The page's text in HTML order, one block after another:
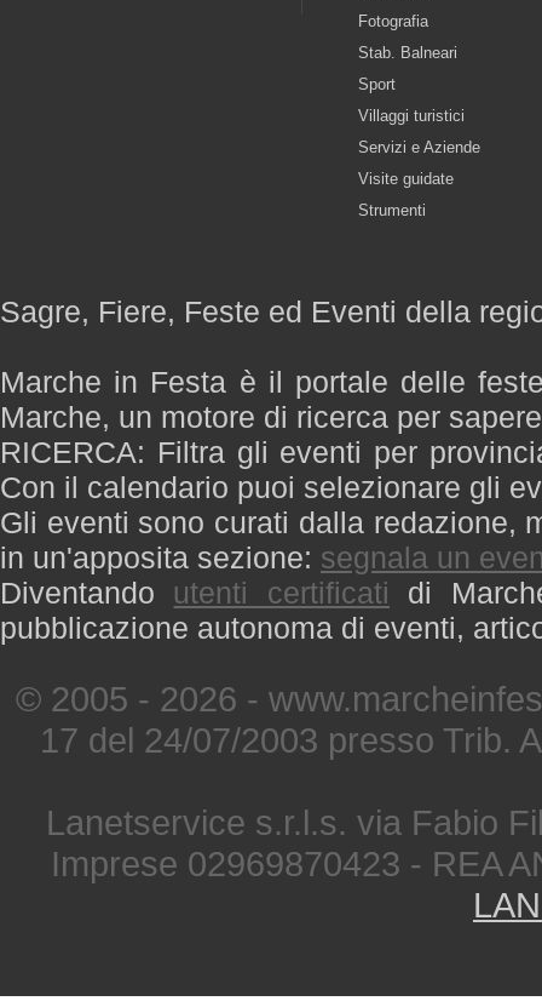
Fotografia
Stab. Balneari
Sport
Villaggi turistici
Servizi e Aziende
Visite guidate
Strumenti
Sagre, Fiere, Feste ed Eventi della
Marche in Festa è il portale delle
Marche, un motore di ricerca per
RICERCA: Filtra gli eventi per
Con il calendario puoi selezionare gli
Gli eventi sono curati dalla redazione,
in un'apposita sezione: segnala un
Diventando utenti certificati di
pubblicazione autonoma di eventi,
© 2005 - 2026 -
17 del 24/07/2003 presso Trib.
Lanetservice s.r.l.s. via Fabio
Imprese 02969870423 - REA